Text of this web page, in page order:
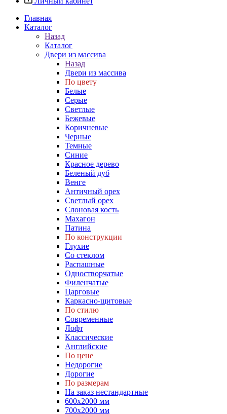
Главная
Каталог
Назад
Каталог
Двери из массива
Назад
Двери из массива
По цвету
Белые
Серые
Светлые
Бежевые
Коричневые
Черные
Темные
Синие
Красное дерево
Беленый дуб
Венге
Античный орех
Светлый орех
Слоновая кость
Махагон
Патина
По конструкции
Глухие
Со стеклом
Распашные
Одностворчатые
Филенчатые
Царговые
Каркасно-щитовые
По стилю
Современные
Лофт
Классические
Английские
По цене
Недорогие
Дорогие
По размерам
На заказ нестандартные
600х2000 мм
700х2000 мм